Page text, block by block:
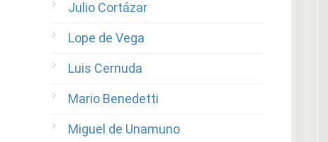
Julio Cortázar
Lope de Vega
Luis Cernuda
Mario Benedetti
Miguel de Unamuno